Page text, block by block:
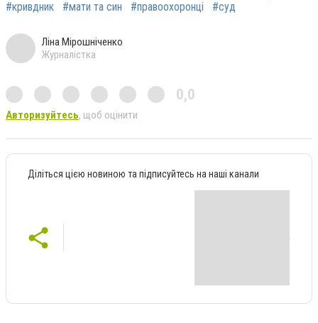
#кривдник
#мати та син #правоохоронці #суд
Ліна Мірошніченко
Журналістка
0,0
Авторизуйтесь, щоб оцінити
Діліться цією новиною та підписуйтесь на наші канали